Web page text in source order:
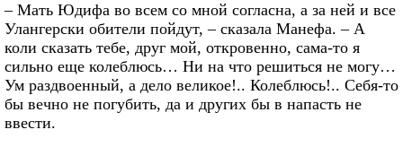
– Мать Юдифа во всем со мной согласна, а за ней и все
Улангерски обители пойдут, – сказала Манефа. – А
коли сказать тебе, друг мой, откровенно, сама-то я
сильно еще колеблюсь… Ни на что решиться не могу…
Ум раздвоенный, а дело великое!.. Колеблюсь!.. Себя-то
бы вечно не погубить, да и других бы в напасть не
ввести.